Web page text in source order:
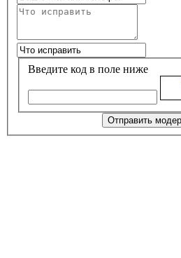
Введите код в поле ниже
Отправить